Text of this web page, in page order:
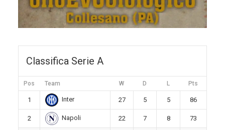
Classifica Serie A
Pos Team W D L Pts
1 Inter 27 5 5 86
2 Napoli 22 7 8 73